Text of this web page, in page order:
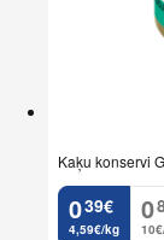
Kaķu konservi
0
. 39€
4,59€/kg
0
.